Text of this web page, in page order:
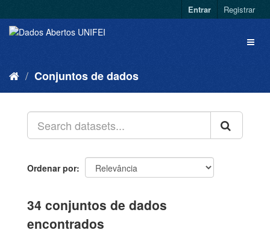
Entrar Registrar
Conjuntos de dados
Ordenar por
34 conjuntos de dados
encontrados